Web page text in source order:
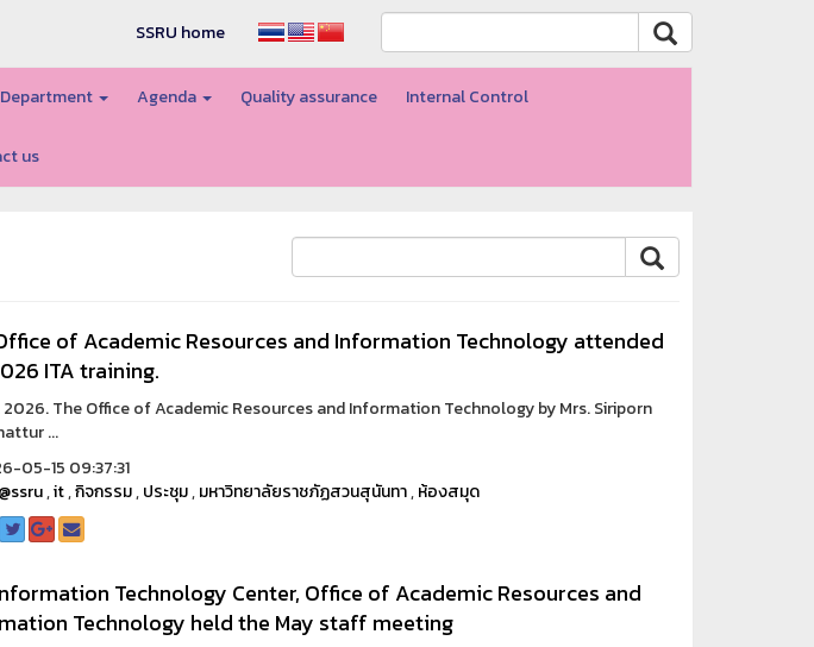
SSRU home
Department Agenda Quality assurance Internal Control
us
of Academic Resources and Information Technology attended
ITA training.
2026. The Office of Academic Resources and Information Technology by Mrs. Siriporn
...
05-15 09:37:31
,it,กิจกรรม,ประชุม,มหาวิทยาลัยราชภัฏสวนสุนันทา,ห้องสมุด
Technology Center, Office of Academic Resources and
Technology held the May staff meeting